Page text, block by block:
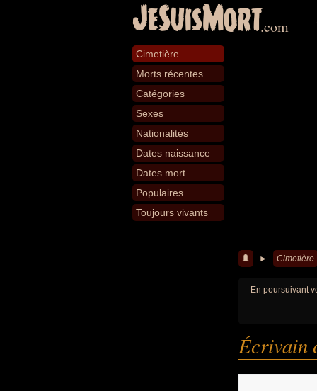
JeSuisMort.com
Cimetière
Morts récentes
Catégories
Sexes
Nationalités
Dates naissance
Dates mort
Populaires
Toujours vivants
► Cimetière
En poursuivant
Écrivain